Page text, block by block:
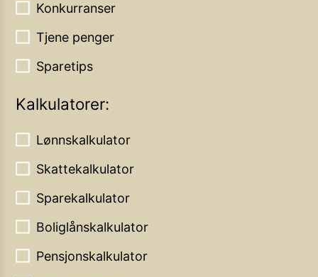
Konkurranser
Tjene penger
Sparetips
Kalkulatorer:
Lønnskalkulator
Skattekalkulator
Sparekalkulator
Boliglånskalkulator
Pensjonskalkulator